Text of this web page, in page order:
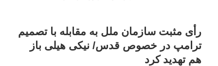
رأی مثبت سازمان ملل به مقابله با تصمیم
ترامپ در خصوص قدس/ نیکی هیلی باز
هم تهدید کرد